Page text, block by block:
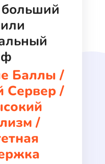
Баллы /
Сервер /
/